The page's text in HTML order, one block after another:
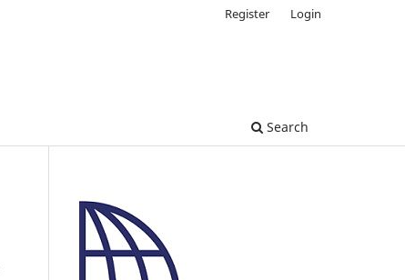
Search
Register Login